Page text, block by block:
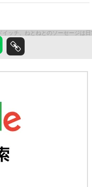
イッチ、ねとねとのソーセージは